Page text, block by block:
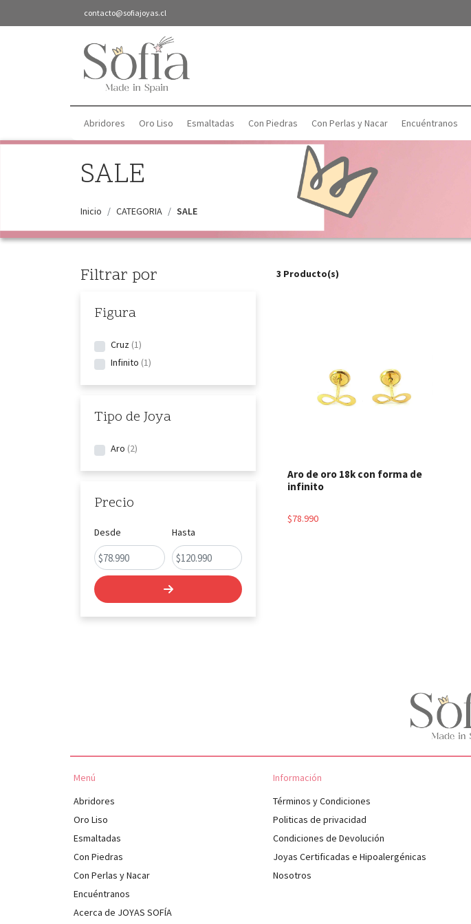
contacto@sofiajoyas.cl
Abridores Oro Liso Esmaltadas Con Piedras Con Perlas y Nacar Encuéntranos
SALE
Inicio CATEGORIA SALE
Filtrar por
Figura
Cruz 1
Infinito 1
Tipo de Joya
Aro 2
Precio
Desde Hasta
3 Producto(s)
Aro de oro 18k con forma de
infinito
Ver detalles
$78.990
Menú
Abridores
Oro Liso
Esmaltadas
Con Piedras
Con Perlas y Nacar
Encuéntranos
Acerca de JOYAS SOFÍA
Información
Términos y Condiciones
Politicas de privacidad
Condiciones de Devolución
Joyas Certificadas e Hipoalergénicas
Nosotros